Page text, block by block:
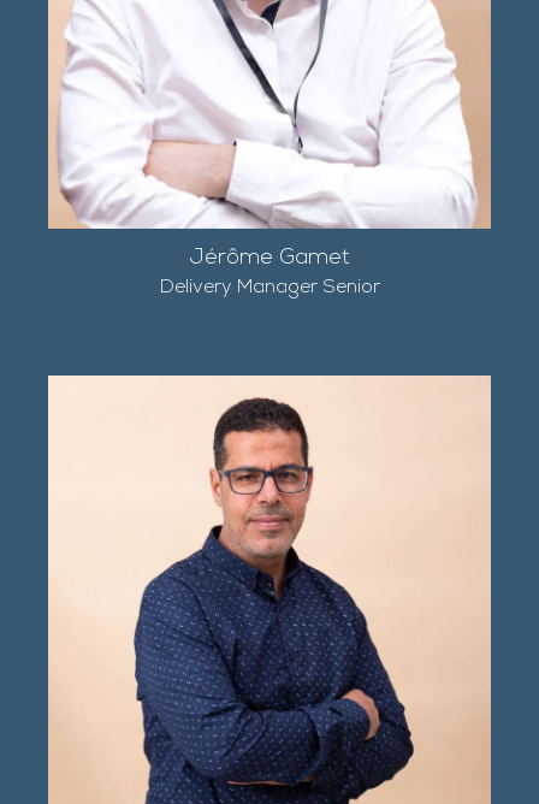
Jérôme Gamet
Delivery Manager Senior